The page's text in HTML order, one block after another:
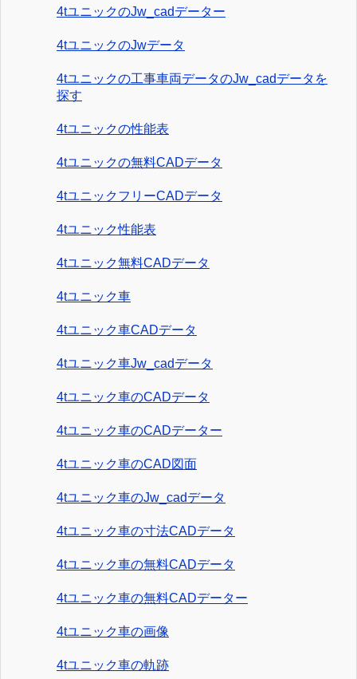
4tユニックのJw_cadデーター
4tユニックのJwデータ
4tユニックの工事車両データのJw_cadデータを
探す
4tユニックの性能表
4tユニックの無料CADデータ
4tユニックフリーCADデータ
4tユニック性能表
4tユニック無料CADデータ
4tユニック車
4tユニック車CADデータ
4tユニック車Jw_cadデータ
4tユニック車のCADデータ
4tユニック車のCADデーター
4tユニック車のCAD図面
4tユニック車のJw_cadデータ
4tユニック車の寸法CADデータ
4tユニック車の無料CADデータ
4tユニック車の無料CADデーター
4tユニック車の画像
4tユニック車の軌跡